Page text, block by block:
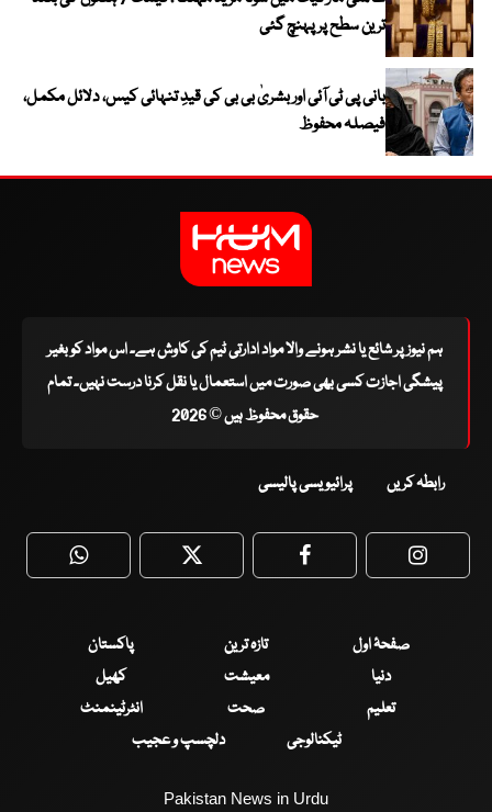
ترین سطح پر پہنچ گئی
بانی پی ٹی آئی اور بشریٰ بی بی کی قیدِ تنہائی کیس، دلائل مکمل،
فیصلہ محفوظ
ہم نیوز پر شائع یا نشر ہونے والا مواد ادارتی ٹیم کی کاوش ہے۔ اس مواد کو بغیر
پیشگی اجازت کسی بھی صورت میں استعمال یا نقل کرنا درست نہیں۔ تمام
حقوق محفوظ ہیں © 2026
رابطہ کریں پرائیویسی پالیسی
WhatsApp Twitter Facebook
صفحۂ اول تازہ ترین
پاکستان
دنیا
معیشت
کھیل
تعلیم
صحت
انٹرٹینمنٹ
ٹیکنالوجی
دلچسپ و عجیب
Pakistan News in Urdu